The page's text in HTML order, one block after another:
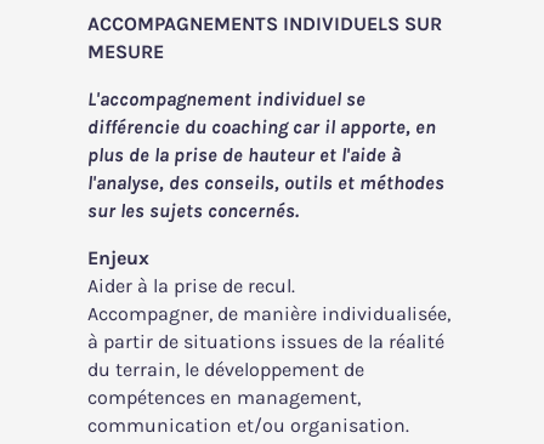
ACCOMPAGNEMENTS INDIVIDUELS SUR
MESURE
L'accompagnement individuel se
différencie du coaching car il apporte, en
plus de la prise de hauteur et l'aide à
l'analyse, des conseils, outils et méthodes
sur les sujets concernés.
Enjeux
Aider à la prise de recul.
Accompagner, de manière individualisée,
à partir de situations issues de la réalité
du terrain, le développement de
compétences en management,
communication et/ou organisation.